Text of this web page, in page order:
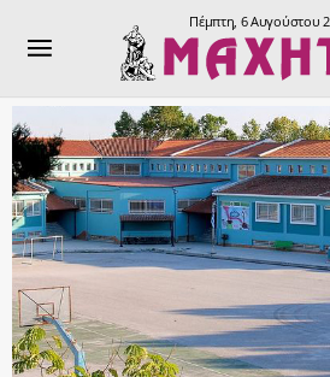
Πέμπτη, 6 Αυγούστου